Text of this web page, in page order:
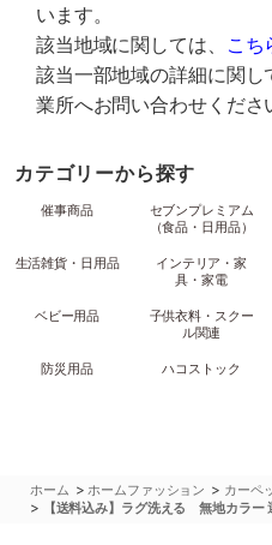
います。
該当地域に関しては、
こち
該当一部地域の詳細に関
業所へお問い合わせくださ
カテゴリーから探す
催事商品
セブンプレミアム
（食品・日用品）
生活雑貨・日用品
インテリア・家
具・家電
ベビー用品
子供衣料・スクー
ル関連
防災用品 ハコストック
ホーム > ホームファッション > カーペ
> 【送料込み】ラグ洗える 無地カラー